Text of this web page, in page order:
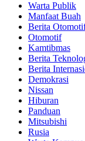
Warta Publik
Manfaat Buah
Berita
Otomotif
Kamtibmas
Berita
Berita
Demokrasi
Nissan
Hiburan
Panduan
Mitsubishi
Rusia